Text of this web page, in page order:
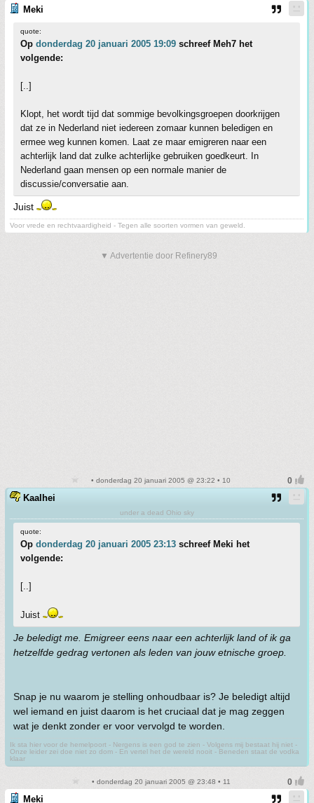
Meki
quote:
Op donderdag 20 januari 2005 19:09 schreef Meh7 het
volgende:
[..]
Klopt, het wordt tijd dat sommige bevolkingsgroepen doorkrijgen
dat ze in Nederland niet iedereen zomaar kunnen beledigen en
ermee weg kunnen komen. Laat ze maar emigreren naar een
achterlijk land dat zulke achterlijke gebruiken goedkeurt. In
Nederland gaan mensen op een normale manier de
discussie/conversatie aan.
Juist
Voor vrede en rechtvaardigheid - Tegen alle soorten vormen van geweld.
▼ Advertentie door Refinery89
• donderdag 20 januari 2005 @ 23:22 • 10
Kaalhei
under a dead Ohio sky
quote:
Op donderdag 20 januari 2005 23:13 schreef Meki het
volgende:
[..]
Juist
Je beledigt me. Emigreer eens naar een achterlijk land of ik ga
hetzelfde gedrag vertonen als leden van jouw etnische groep.
Snap je nu waarom je stelling onhoudbaar is? Je beledigt altijd
wel iemand en juist daarom is het cruciaal dat je mag zeggen
wat je denkt zonder er voor vervolgd te worden.
Ik sta hier voor de hemelpoort - Nergens is een god te zien - Volgens mij bestaat hij niet -
Onze leider zei doe niet zo dom - En vertel het de wereld nooit - Beneden staat de vodka
klaar
• donderdag 20 januari 2005 @ 23:48 • 11
Meki